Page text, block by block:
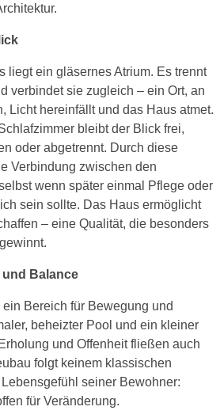
liegt ein gläsernes Atrium. Es trennt
verbindet sie zugleich – ein Ort, an
Licht hereinfällt und das Haus atmet.
bleibt der Blick frei,
oder abgetrennt. Durch diese
Verbindung zwischen den
wenn später einmal Pflege oder
sein sollte. Das Haus ermöglicht
– eine Qualität, die besonders
und Balance
Bereich für Bewegung und
beheizter Pool und ein kleiner
und Offenheit fließen auch
folgt keinem klassischen
seiner Bewohner:
für Veränderung.